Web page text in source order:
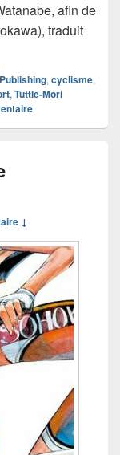
afin de
traduit
, cyclisme,
, Tuttle-Mori
↓